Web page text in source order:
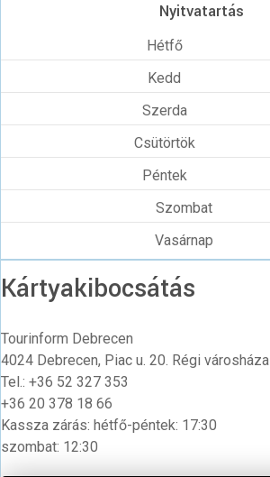
Nyitvatartás
Hétfő
Kedd
Szerda
Csütörtök
Péntek
Szombat
Vasárnap
Kártyakibocsátás
Tourinform Debrecen
4024 Debrecen, Piac u. 20. Régi városháza
Tel.: +36 52 327 353
+36 20 378 18 66
Kassza zárás: hétfő-péntek: 17:30
szombat: 12:30